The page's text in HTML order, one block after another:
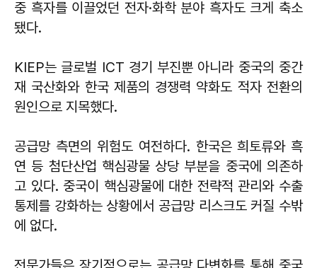
중 흑자를 이끌었던 전자·화학 분야 흑자도 크게 축소
됐다.
KIEP는 글로벌 ICT 경기 부진뿐 아니라 중국의 중간
재 국산화와 한국 제품의 경쟁력 약화도 적자 전환의
원인으로 지목했다.
공급망 측면의 위험도 여전하다. 한국은 희토류와 흑
연 등 첨단산업 핵심광물 상당 부분을 중국에 의존하
고 있다. 중국이 핵심광물에 대한 전략적 관리와 수출
통제를 강화하는 상황에서 공급망 리스크도 커질 수밖
에 없다.